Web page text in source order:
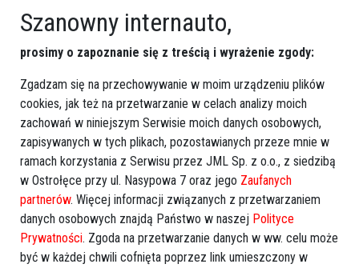
Szanowny internauto,
prosimy o zapoznanie się z treścią i wyrażenie zgody:
Zgadzam się na przechowywanie w moim urządzeniu plików
cookies, jak też na przetwarzanie w celach analizy moich
zachowań w niniejszym Serwisie moich danych osobowych,
zapisywanych w tych plikach, pozostawianych przeze mnie w
ramach korzystania z Serwisu przez JML Sp. z o.o., z siedzibą
w Ostrołęce przy ul. Nasypowa 7 oraz jego Zaufanych
partnerów. Więcej informacji związanych z przetwarzaniem
danych osobowych znajdą Państwo w naszej Polityce
Prywatności. Zgoda na przetwarzanie danych w ww. celu może
być w każdej chwili cofnięta poprzez link umieszczony w